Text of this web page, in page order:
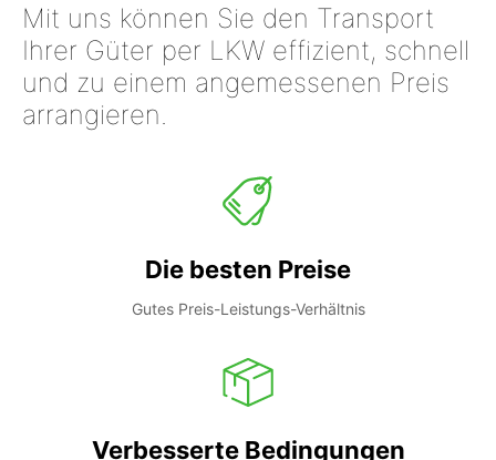
Mit uns können Sie den Transport
Ihrer Güter per LKW effizient, schnell
und zu einem angemessenen Preis
arrangieren.
Die besten Preise
Gutes Preis-Leistungs-Verhältnis
Verbesserte Bedingungen